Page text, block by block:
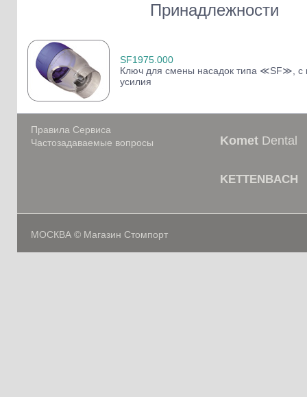
Принадлежности
SF1975.000
Ключ для смены насадок типа ≪SF≫, с
усилия
Правила Сервиса
Частозадаваемые вопросы
Komet Dental
KETTENBACH
МОСКВА © Магазин Стомпорт